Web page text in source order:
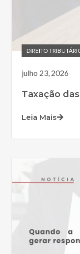
DIREITO
julho 23, 2026
Taxação
Leia Mais